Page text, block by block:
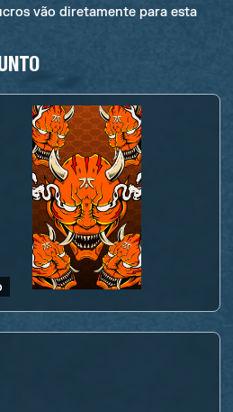
vão diretamente para esta